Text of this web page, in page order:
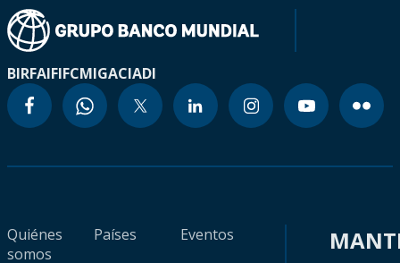
BIRFAIFIFCMIGACIADI
Quiénes
somos
Países
Eventos